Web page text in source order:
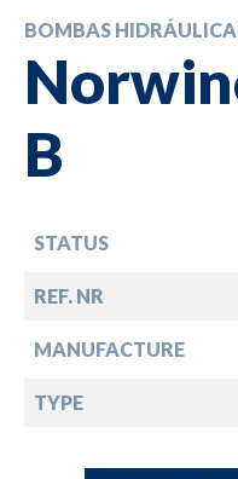
BOMBAS
B
STATUS
REF. NR
MANUFACTURE
TYPE